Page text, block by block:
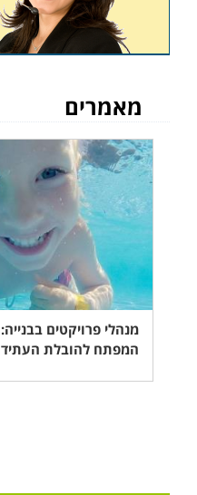
בטיחותם של
מאמרים
מנהלי פרויקטים בבנייה:
המפתח להובלת העתיד